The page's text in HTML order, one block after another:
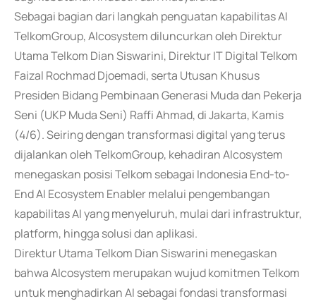
Sebagai bagian dari langkah penguatan kapabilitas AI
TelkomGroup, AIcosystem diluncurkan oleh Direktur
Utama Telkom Dian Siswarini, Direktur IT Digital Telkom
Faizal Rochmad Djoemadi, serta Utusan Khusus
Presiden Bidang Pembinaan Generasi Muda dan Pekerja
Seni (UKP Muda Seni) Raffi Ahmad, di Jakarta, Kamis
(4/6). Seiring dengan transformasi digital yang terus
dijalankan oleh TelkomGroup, kehadiran AIcosystem
menegaskan posisi Telkom sebagai Indonesia End-to-
End AI Ecosystem Enabler melalui pengembangan
kapabilitas AI yang menyeluruh, mulai dari infrastruktur,
platform, hingga solusi dan aplikasi.
Direktur Utama Telkom Dian Siswarini menegaskan
bahwa AIcosystem merupakan wujud komitmen Telkom
untuk menghadirkan AI sebagai fondasi transformasi